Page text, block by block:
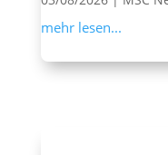
mehr lesen...